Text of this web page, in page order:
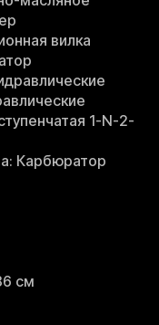
вилка
1-N-2-
Карбюратор
см